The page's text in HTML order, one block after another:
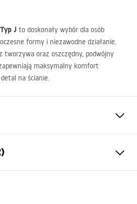
J to doskonały wybór dla osób
formy i niezawodne działanie.
tworzywa oraz oszczędny, podwójny
maksymalny komfort
na ścianie.
165mm